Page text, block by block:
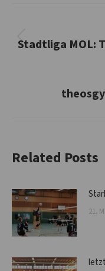
Stadtliga MOL:
Related Posts
21.